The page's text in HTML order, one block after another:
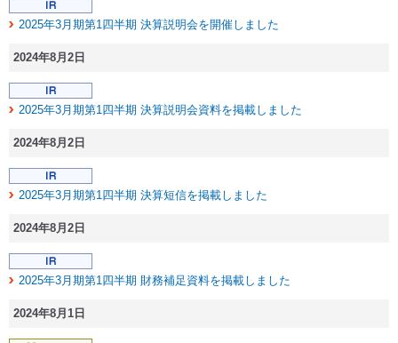
2025年3月期第1四半期 決算説明会を開催しました
2024年8月2日
2025年3月期第1四半期 決算説明会資料を掲載しました
2024年8月2日
2025年3月期第1四半期 決算短信を掲載しました
2024年8月2日
2025年3月期第1四半期 財務補足資料を掲載しました
2024年8月1日